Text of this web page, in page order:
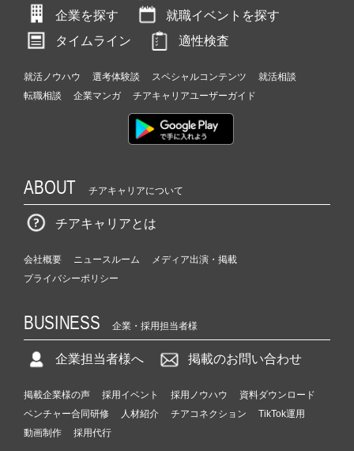
企業を探す
就職イベントを探す
タイムライン
適性検査
就活ノウハウ 選考体験談 スペシャルコンテンツ
就活相談
転職相談
企業マンガ チアキャリアユーザーガイド
ABOUT チアキャリアについて
チアキャリアとは
会社概要 ニュースルーム
メディア出演・掲載
プライバシーポリシー
BUSINESS 企業・採用担当者様
企業担当者様へ 掲載のお問い合わせ
掲載企業様の声 採用イベント 採用ノウハウ
資料ダウンロード
ベンチャー合同研修
人材紹介 チアコネクション
TikTok運用
動画制作
採用代行